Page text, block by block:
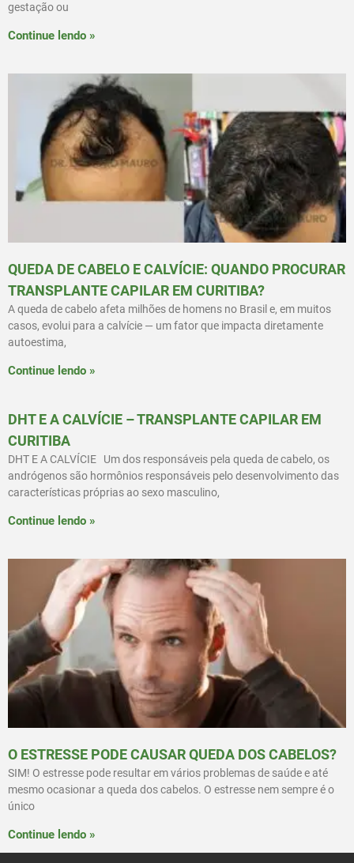
gestação ou
Continue lendo »
QUEDA DE CABELO E CALVÍCIE: QUANDO PROCURAR
TRANSPLANTE CAPILAR EM CURITIBA?
A queda de cabelo afeta milhões de homens no Brasil e, em muitos
casos, evolui para a calvície — um fator que impacta diretamente
autoestima,
Continue lendo »
DHT E A CALVÍCIE – TRANSPLANTE CAPILAR EM
CURITIBA
DHT E A CALVÍCIE Um dos responsáveis pela queda de cabelo, os
andrógenos são hormônios responsáveis pelo desenvolvimento das
características próprias ao sexo masculino,
Continue lendo »
O ESTRESSE PODE CAUSAR QUEDA DOS CABELOS?
SIM! O estresse pode resultar em vários problemas de saúde e até
mesmo ocasionar a queda dos cabelos. O estresse nem sempre é o
único
Continue lendo »